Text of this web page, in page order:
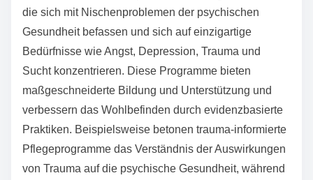
die sich mit Nischenproblemen der psychischen
Gesundheit befassen und sich auf einzigartige
Bedürfnisse wie Angst, Depression, Trauma und
Sucht konzentrieren. Diese Programme bieten
maßgeschneiderte Bildung und Unterstützung und
verbessern das Wohlbefinden durch evidenzbasierte
Praktiken. Beispielsweise betonen trauma-informierte
Pflegeprogramme das Verständnis der Auswirkungen
von Trauma auf die psychische Gesundheit, während